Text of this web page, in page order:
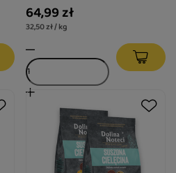
64,99 zł
32,50 zł / kg